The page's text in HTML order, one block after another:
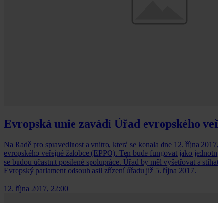
Evropská unie zavádí Úřad evropského
Na Radě pro spravedlnost a vnitro, která se konala dne 12. října
evropského veřejné žalobce (EPPO). Ten bude fungovat jako
se budou účastnit posílené spolupráce. Úřad by měl vyšetřovat a
Evropský parlament odsouhlasil zřízení úřadu již 5. října 2017.
12. října 2017, 22:00